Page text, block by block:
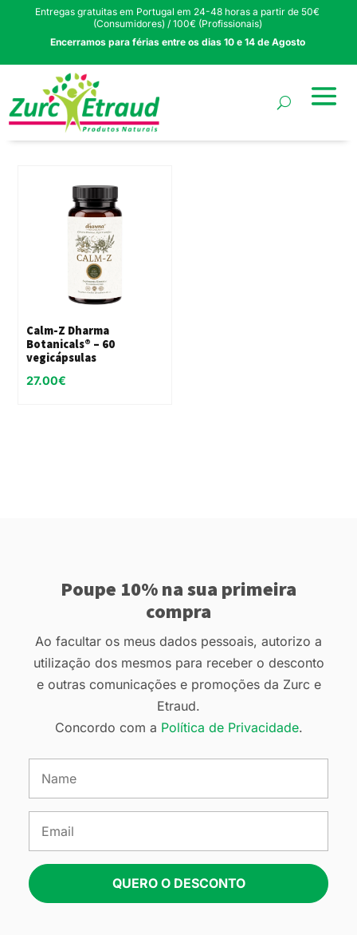
Entregas gratuitas em Portugal em 24-48 horas a partir de 50€
(Consumidores) / 100€ (Profissionais)
Encerramos para férias entre os dias 10 e 14 de Agosto
Calm-Z Dharma
Botanicals® – 60
vegicápsulas
27.00€
Poupe 10% na sua primeira
compra
Ao facultar os meus dados pessoais, autorizo a
utilização dos mesmos para receber o desconto
e outras comunicações e promoções da Zurc e
Etraud.
Concordo com a Política de Privacidade.
QUERO O DESCONTO